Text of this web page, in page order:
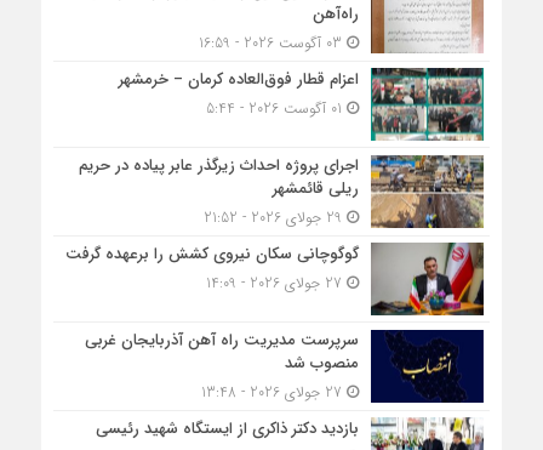
راه‌آهن
اعزام قطار فوق‌العاده کرمان – خرمشهر
اجرای پروژه احداث زیرگذر عابر پیاده در حریم
ریلی قائمشهر
گوگوچانی سکان نیروی کشش را برعهده گرفت
سرپرست مدیریت راه آهن آذربایجان غربی
منصوب شد
بازدید دکتر ذاکری از ایستگاه شهید رئیسی